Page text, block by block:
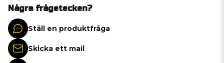
Några frågetecken?
Ställ en produktfråga
Skicka ett mail